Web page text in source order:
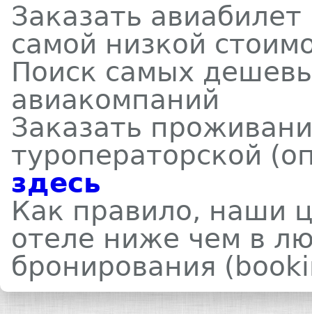
Заказать
самой низкой
Поиск самых
авиакомпаний
Заказать
туроператорской
здесь
Как правило, наши
отеле ниже чем в
бронирования